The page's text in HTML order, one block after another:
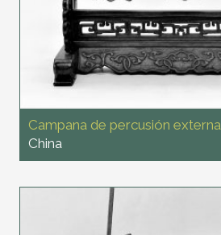
Campana de percusión externa
China